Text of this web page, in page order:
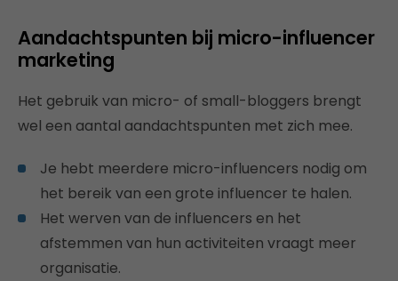
Aandachtspunten bij micro-influencer
marketing
Het gebruik van micro- of small-bloggers brengt
wel een aantal aandachtspunten met zich mee.
Je hebt meerdere micro-influencers nodig om
het bereik van een grote influencer te halen.
Het werven van de influencers en het
afstemmen van hun activiteiten vraagt meer
organisatie.